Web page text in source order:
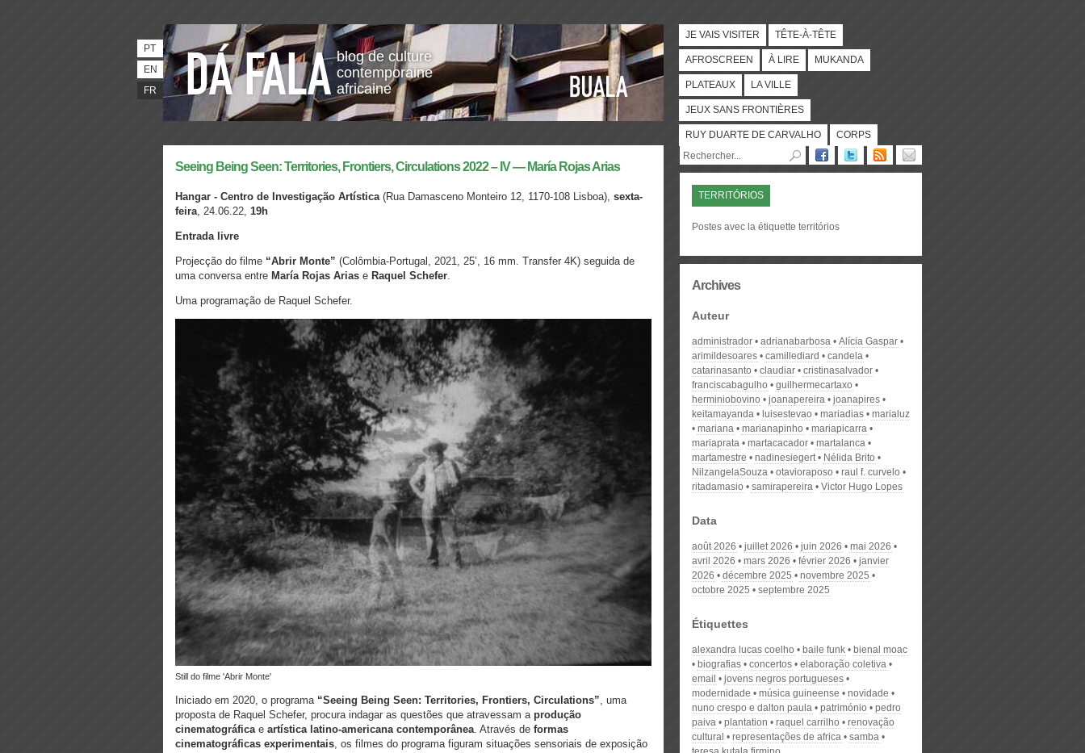
blog de culture
contemporaine
africaine
PT
EN
FR
JE VAIS VISITER TÊTE-À-TÊTE
AFROSCREEN À LIRE MUKANDA
PLATEAUX LA VILLE
JEUX SANS FRONTIÈRES
RUY DUARTE DE CARVALHO CORPS
Seeing Being Seen: Territories, Frontiers, Circulations 2022 – IV — María Rojas Arias
Hangar - Centro de Investigação Artística(Rua Damasceno Monteiro 12, 1170-108 Lisboa), sexta-
feira, 24.06.22, 19h
Entrada livre
Projecção do filme “Abrir Monte” (Colômbia-Portugal, 2021, 25’, 16 mm. Transfer 4K) seguida de
uma conversa entre María Rojas Arias e Raquel Schefer.
Uma programação de Raquel Schefer.
Still do filme 'Abrir Monte'
Iniciado em 2020, o programa “Seeing Being Seen: Territories, Frontiers, Circulations”, uma
proposta de Raquel Schefer, procura indagar as questões que atravessam a produção
cinematográficae artística latino-americana contemporânea. Através de formas
cinematográficas experimentais, os filmes do programa figuram situações sensoriais de exposição
TERRITÓRIOS
Postes avec la étiquette territórios
Archives
Auteur
administrador adrianabarbosa
Alícia Gaspar
arimildesoares
camillediard
candela
catarinasanto
claudiar
cristinasalvador
franciscabagulho
guilhermecartaxo
herminiobovino
joanapereira
joanapires
keitamayanda
luisestevao mariadias
marialuz
mariana
marianapinho
mariapicarra
mariaprata
martacacador
martalanca
martamestre
nadinesiegert
Nélida Brito
NilzangelaSouza
otavioraposo
raul f. curvelo
ritadamasio
samirapereira Victor Hugo Lopes
Data
août 2026 juillet 2026 juin 2026
mai 2026
avril 2026
mars 2026 février 2026
janvier
2026
décembre 2025
novembre 2025
octobre 2025
septembre 2025
Étiquettes
alexandra lucas coelho baile funk
bienal moac
biografias
concertos
elaboração coletiva
email
jovens negros portugueses
modernidade
música guineense
novidade
nuno crespo e dalton paula
património
pedro
paiva
plantation raquel carrilho
renovação
cultural
representações de africa
samba